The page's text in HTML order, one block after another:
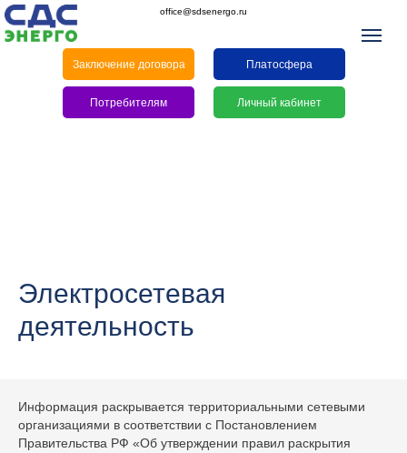
office@sdsenergo.ru
Заключение договора
Потребителям
Платосфера
Личный кабинет
Электросетевая
деятельность
Информация раскрывается территориальными сетевыми
организациями в соответствии с Постановлением
Правительства РФ «Об утверждении правил раскрытия